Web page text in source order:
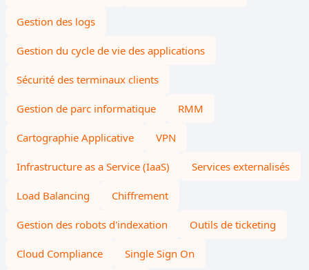
Gestion des logs
Gestion du cycle de vie des applications
Sécurité des terminaux clients
Gestion de parc informatique RMM
Cartographie Applicative VPN
Infrastructure as a Service (IaaS) Services externalisés
Load Balancing Chiffrement
Gestion des robots d'indexation Outils de ticketing
Cloud Compliance Single Sign On